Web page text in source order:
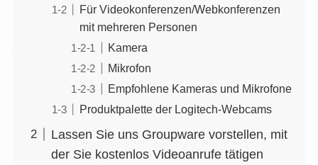
Für Videokonferenzen/Webkonferenzen
mit mehreren Personen
Kamera
Mikrofon
Empfohlene Kameras und Mikrofone
Produktpalette der Logitech-Webcams
Lassen Sie uns Groupware vorstellen, mit
der Sie kostenlos Videoanrufe tätigen